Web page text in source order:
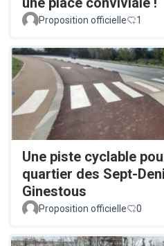
Proposition officielle 1
Une piste cyclable
quartier des Sept-
Ginestous
Proposition officielle 0